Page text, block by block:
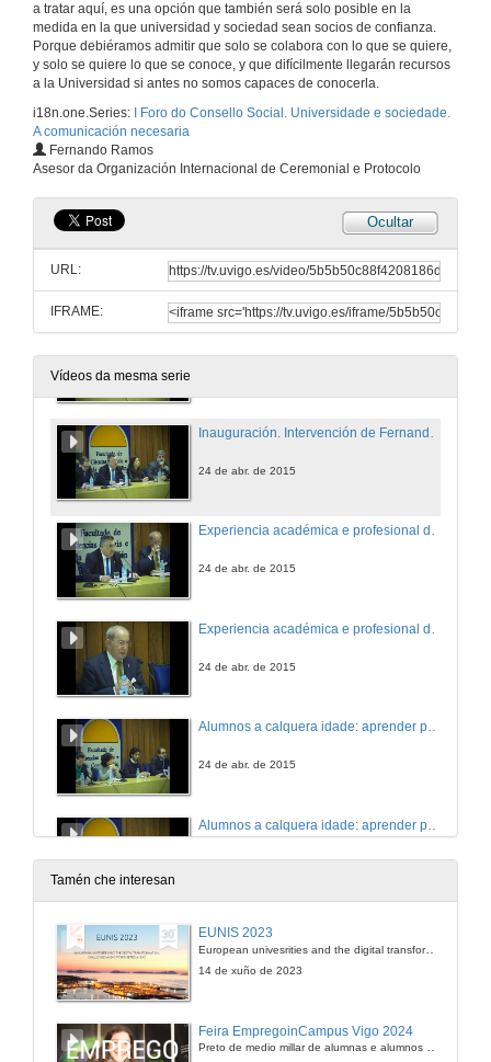
a tratar aquí, es una opción que también será solo posible en la
medida en la que universidad y sociedad sean socios de confianza.
Porque debiéramos admitir que solo se colabora con lo que se quiere,
y solo se quiere lo que se conoce, y que difícilmente llegarán recursos
a la Universidad si antes no somos capaces de conocerla.
i18n.one.Series:
I Foro do Consello Social. Universidade e sociedade.
A comunicación necesaria
Fernando Ramos
Asesor da Organización Internacional de Ceremonial e Protocolo
Ocultar
URL:
IFRAME:
Vídeos da mesma serie
24 de abr. de 2015
Inauguración. Intervención de Juan Manuel Corbacho Valencia
24 de abr. de 2015
Inauguración. Intervención de Emma Torres Romay
24 de abr. de 2015
Experiencia académica e profesional dos egresados da UVigo. O valioso retorno dos egresados. Presentación
24 de abr. de 2015
24 de abr. de 2015
Alumnos a calquera idade: aprender para qué. Presentación
24 de abr. de 2015
24 de abr. de 2015
Tamén che interesan
EUNIS 2023
European univesrities and the digital transformation: challenges and opportunities ahead
14 de xuño de 2023
Feira EmpregoinCampus Vigo 2024
Preto de medio millar de alumnas e alumnos buscan coñecer máis de preto as oportunidades que lles achegan as arredor de medio cento de empresas que participan na edición viguesa da feira. Xunto coa visita aos stands, durante a feria desenvólvense varias actividades complementarias, como obradoiros, conversas, mesas redondas ou o pasaporte de empregabilidade, un espazo no que poderán recibir asesoramento sobre o seu CV.